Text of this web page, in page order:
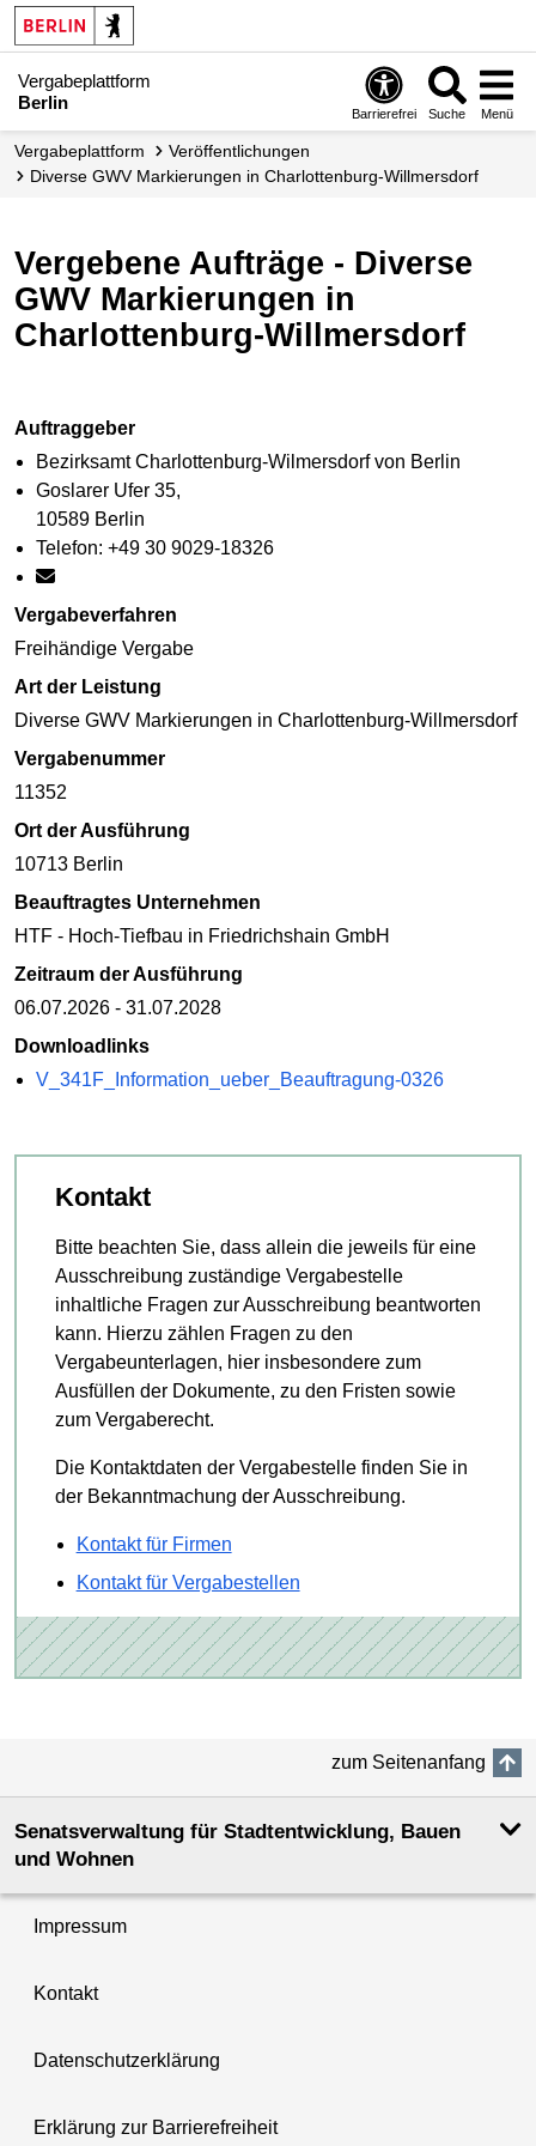
Vergabeplattform
Berlin
Barrierefrei Suche Menü
Vergabe­plattform
Veröffent­lichungen
Diverse GWV Markierungen in Charlottenburg-Willmersdorf
Vergebene Aufträge - Diverse
GWV Markierungen in
Charlottenburg-Willmersdorf
Auftraggeber
Bezirksamt Charlottenburg-Wilmersdorf von Berlin
Goslarer Ufer 35,
10589 Berlin
Telefon: +49 30 9029-18326
Vergabeverfahren
Freihändige Vergabe
Art der Leistung
Diverse GWV Markierungen in Charlottenburg-Willmersdorf
Vergabenummer
11352
Ort der Ausführung
10713 Berlin
Beauftragtes Unternehmen
HTF - Hoch-Tiefbau in Friedrichshain GmbH
Zeitraum der Ausführung
06.07.2026 - 31.07.2028
Downloadlinks
V_341F_Information_ueber_Beauftragung-0326
Kontakt
Bitte beachten Sie, dass allein die jeweils für eine
Ausschreibung zuständige Vergabestelle
inhaltliche Fragen zur Ausschreibung beantworten
kann. Hierzu zählen Fragen zu den
Vergabeunterlagen, hier insbesondere zum
Ausfüllen der Dokumente, zu den Fristen sowie
zum Vergaberecht.
Die Kontaktdaten der Vergabestelle finden Sie in
der Bekanntmachung der Ausschreibung.
Kontakt für Firmen
Kontakt für Vergabestellen
zum Seitenanfang
Senatsverwaltung für Stadtentwicklung, Bauen
und Wohnen
Impressum
Kontakt
Datenschutzerklärung
Erklärung zur Barrierefreiheit